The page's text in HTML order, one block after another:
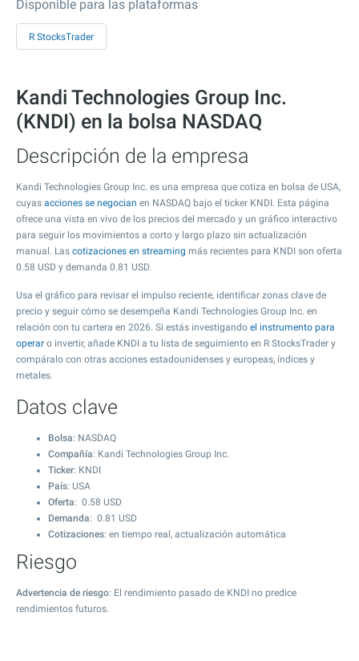
Disponible para las plataformas
R StocksTrader
Kandi Technologies Group Inc.
(KNDI) en la bolsa NASDAQ
Descripción de la empresa
Kandi Technologies Group Inc. es una empresa que cotiza en bolsa de USA,
cuyas acciones se negocian en NASDAQ bajo el ticker KNDI. Esta página
ofrece una vista en vivo de los precios del mercado y un gráfico interactivo
para seguir los movimientos a corto y largo plazo sin actualización
manual. Las cotizaciones en streaming más recientes para KNDI son oferta
0.58 USD y demanda 0.81 USD.
Usa el gráfico para revisar el impulso reciente, identificar zonas clave de
precio y seguir cómo se desempeña Kandi Technologies Group Inc. en
relación con tu cartera en 2026. Si estás investigando el instrumento para
operar o invertir, añade KNDI a tu lista de seguimiento en R StocksTrader y
compáralo con otras acciones estadounidenses y europeas, índices y
metales.
Datos clave
Bolsa: NASDAQ
Compañía: Kandi Technologies Group Inc.
Ticker: KNDI
País: USA
Oferta: 0.58 USD
Demanda: 0.81 USD
Cotizaciones: en tiempo real, actualización automática
Riesgo
Advertencia de riesgo: El rendimiento pasado de KNDI no predice
rendimientos futuros.